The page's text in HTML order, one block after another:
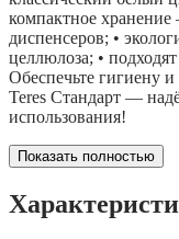
компактное
диспенсеров; •
целлюлоза; •
Обеспечьте гигиену
Teres Стандарт —
использования!
Показать полностью